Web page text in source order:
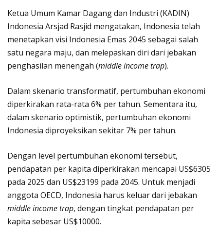
Ketua Umum Kamar Dagang dan Industri (KADIN)
Indonesia Arsjad Rasjid mengatakan, Indonesia telah
menetapkan visi Indonesia Emas 2045 sebagai salah
satu negara maju, dan melepaskan diri dari jebakan
penghasilan menengah (middle income trap).
Dalam skenario transformatif, pertumbuhan ekonomi
diperkirakan rata-rata 6% per tahun. Sementara itu,
dalam skenario optimistik, pertumbuhan ekonomi
Indonesia diproyeksikan sekitar 7% per tahun.
Dengan level pertumbuhan ekonomi tersebut,
pendapatan per kapita diperkirakan mencapai US$6305
pada 2025 dan US$23199 pada 2045. Untuk menjadi
anggota OECD, Indonesia harus keluar dari jebakan
middle income trap, dengan tingkat pendapatan per
kapita sebesar US$10000.